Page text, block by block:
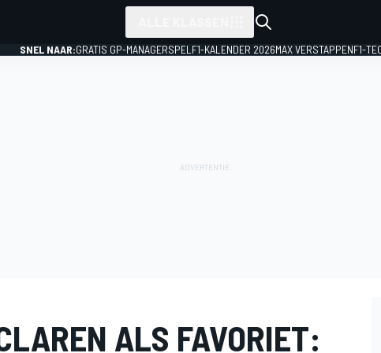
SNEL NAAR:GRATIS GP-MANAGERSPEL F1-KALENDER 2026MAX VERSTAPPENF1-
ALS FAVORIET: